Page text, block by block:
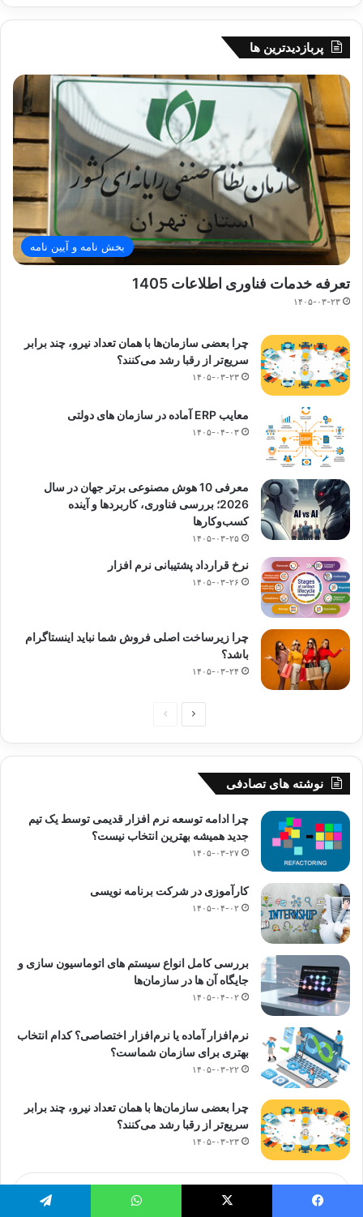
پربازدیدترین ها
بخش نامه و آیین نامه
تعرفه خدمات فناوری اطلاعات 1405
۱۴۰۵-۰۳-۲۳
چرا بعضی سازمان‌ها با همان تعداد نیرو، چند برابر
سریع‌تر از رقبا رشد می‌کنند؟
۱۴۰۵-۰۳-۲۳
معایب ERP آماده در سازمان های دولتی
۱۴۰۵-۰۴-۰۳
معرفی 10 هوش مصنوعی برتر جهان در سال
2026؛ بررسی فناوری، کاربردها و آینده
کسب‌وکارها
۱۴۰۵-۰۳-۲۵
نرخ قرارداد پشتیبانی نرم افزار
۱۴۰۵-۰۳-۲۶
چرا زیرساخت اصلی فروش شما نباید اینستاگرام
باشد؟
۱۴۰۵-۰۳-۲۴
صفحه
صفحه
نوشته های تصادفی
چرا ادامه توسعه نرم افزار قدیمی توسط یک تیم
جدید همیشه بهترین انتخاب نیست؟
۱۴۰۵-۰۳-۲۷
کارآموزی در شرکت برنامه نویسی
۱۴۰۵-۰۴-۰۲
بررسی کامل انواع سیستم‌ های اتوماسیون‌ سازی و
جایگاه آن‌ ها در سازمان‌ها
۱۴۰۵-۰۴-۰۲
نرم‌افزار آماده یا نرم‌افزار اختصاصی؟ کدام انتخاب
بهتری برای سازمان شماست؟
۱۴۰۵-۰۳-۲۲
چرا بعضی سازمان‌ها با همان تعداد نیرو، چند برابر
سریع‌تر از رقبا رشد می‌کنند؟
۱۴۰۵-۰۳-۲۳